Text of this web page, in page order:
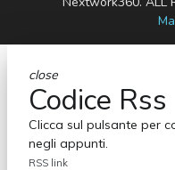
close
Codice Rss
Clicca sul pulsante per
negli appunti.
RSS link